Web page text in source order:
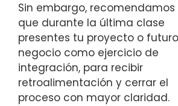
Sin embargo, recomendamos
que durante la última clase
presentes tu proyecto o futuro
negocio como ejercicio de
integración, para recibir
retroalimentación y cerrar el
proceso con mayor claridad.